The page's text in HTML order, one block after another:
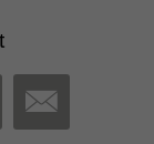
MAIL